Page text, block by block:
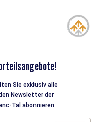
Sie exklusiv alle
Newsletter der
Tal abonnieren.